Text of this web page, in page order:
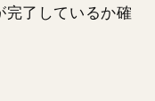
了しているか確